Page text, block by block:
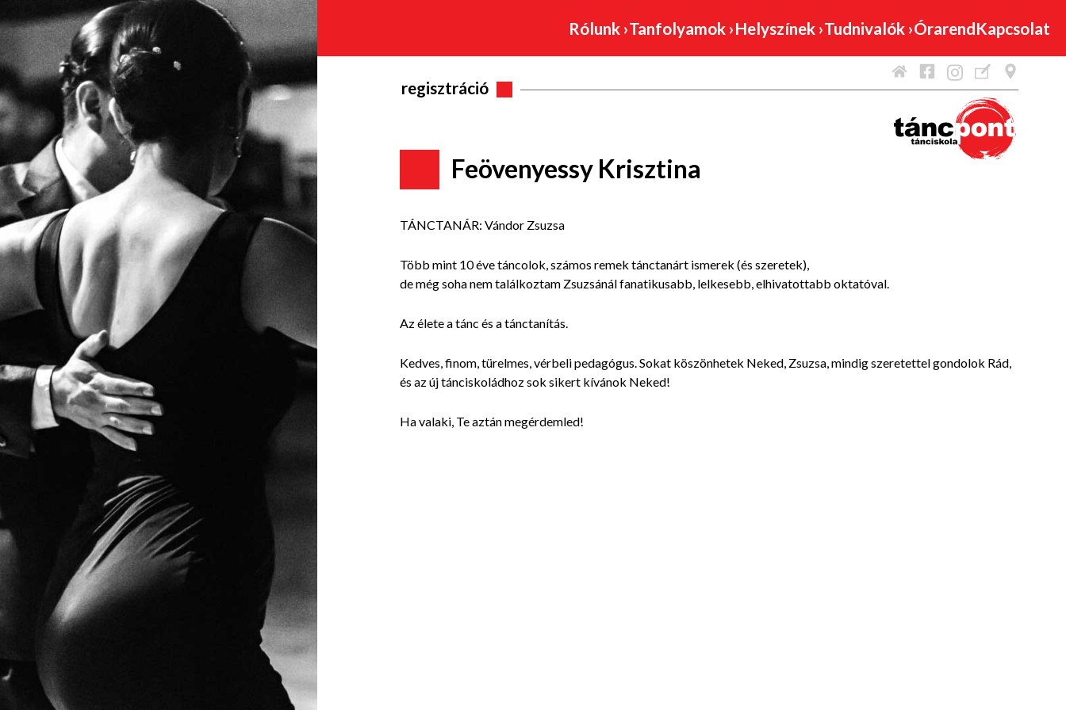
Rólunk ›Tanfolyamok ›Helyszínek ›Tudnivalók ›ÓrarendKapcsolat
regisztráció
Feövenyessy Krisztina
TÁNCTANÁR: Vándor Zsuzsa
Több mint 10 éve táncolok, számos remek tánctanárt ismerek (és szeretek),
de még soha nem találkoztam Zsuzsánál fanatikusabb, lelkesebb, elhivatottabb oktatóval.
Az élete a tánc és a tánctanítás.
Kedves, finom, türelmes, vérbeli pedagógus. Sokat köszönhetek Neked, Zsuzsa, mindig szeretettel gondolok Rád,
és az új tánciskoládhoz sok sikert kívánok Neked!
Ha valaki, Te aztán megérdemled!